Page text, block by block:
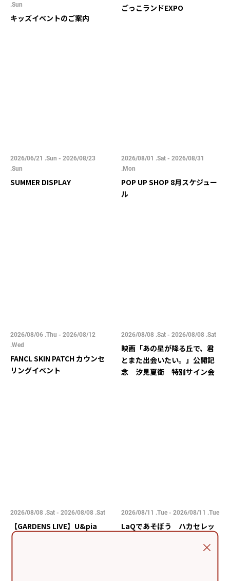
.Sun
キッズイベントのご案内
ごっこランドEXPO
2026/06/21 .Sun - 2026/08/23
.Sun
SUMMER DISPLAY
2026/08/01 .Sat - 2026/08/31
.Mon
POP UP SHOP 8月スケジュー
ル
2026/08/06 .Thu - 2026/08/12
.Wed
FANCL SKIN PATCH カウンセ
リングイベント
2026/08/08 .Sat - 2026/08/08 .Sat
映画「あの星が降る丘で、君
とまた出会いたい。」公開記
念 汐見夏衛 特別サイン会
2026/08/08 .Sat - 2026/08/08 .Sat
【GARDENS LIVE】U&pia
2026/08/11 .Tue - 2026/08/11 .Tue
LaQであそぼう ハカセレッ